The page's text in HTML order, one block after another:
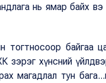
нь ямар байх
тогтносоор байгаа
хүнсний
магадлал тун